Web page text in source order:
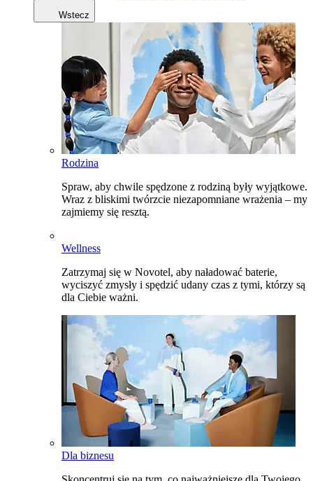
Wstecz
Rodzina
Spraw, aby chwile spędzone z rodziną były wyjątkowe.
Wraz z bliskimi twórzcie niezapomniane wrażenia – my
zajmiemy się resztą.
Wellness
Zatrzymaj się w Novotel, aby naładować baterie,
wyciszyć zmysły i spędzić udany czas z tymi, którzy są
dla Ciebie ważni.
Dla biznesu